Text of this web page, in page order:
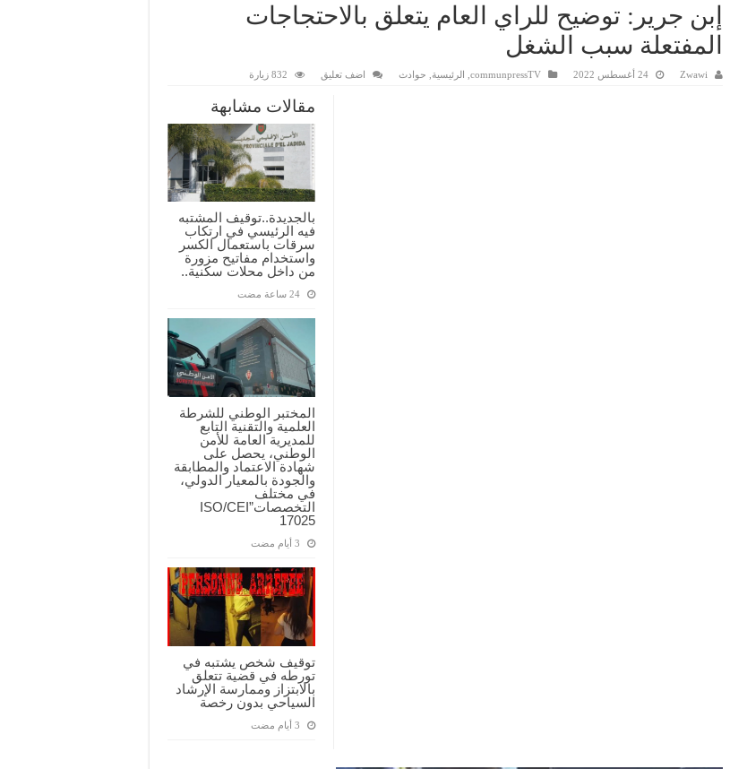
إبن جرير: توضيح للراي العام يتعلق بالاحتجاجات
المفتعلة سبب الشغل
Zwawi 24 أغسطس 2022 communpressTV الرئيسية حوادث اضف تعليق 832 زيارة
مقالات مشابهة
بالجديدة..توقيف المشتبه
فيه الرئيسي في ارتكاب
سرقات باستعمال الكسر
واستخدام مفاتيح مزورة
من داخل محلات سكنية..
المختبر الوطني للشرطة
العلمية والتقنية التابع
للمديرية العامة للأمن
الوطني، يحصل على
شهادة الاعتماد والمطابقة
والجودة بالمعيار الدولي،
في مختلف
التخصصات”ISO/CEI
17025
توقيف شخص يشتبه في
تورطه في قضية تتعلق
بالابتزاز وممارسة الإرشاد
السياحي بدون رخصة